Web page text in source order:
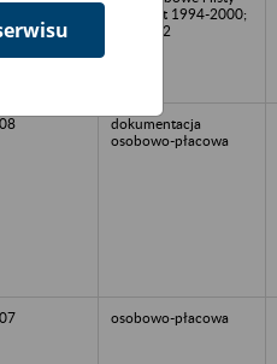
płac z lat 1994-2000;
I-IV/2002
dokumentacja
osobowo-płacowa
osobowo-płacowa